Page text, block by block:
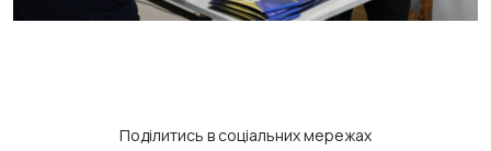
Поділитись в соціальних мережах